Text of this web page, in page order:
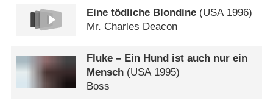
Eine tödliche Blondine (USA1996)
Mr. Charles Deacon
Fluke – Ein Hund ist auch nur ein
Mensch (USA1995)
Boss